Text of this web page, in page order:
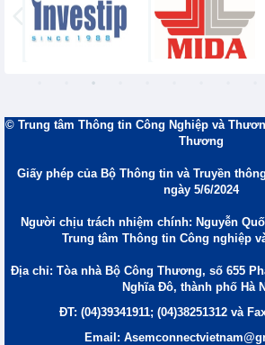
© Trung tâm Thông tin Công Nghiệp và
Thương
Giấy phép của Bộ Thông tin và Truyền
ngày 5/6/2024
Người chịu trách nhiệm chính: Nguyễn
Trung tâm Thông tin Công nghiệp
Địa chỉ: Tòa nhà Bộ Công Thương, số 655
Nghĩa Đô, thành phố Hà
ĐT: (04)39341911; (04)38251312 và
Email: